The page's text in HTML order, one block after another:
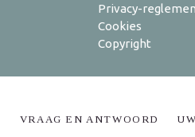
Privacy-
Cookies
Copyright
VRAAG EN ANTWOORD